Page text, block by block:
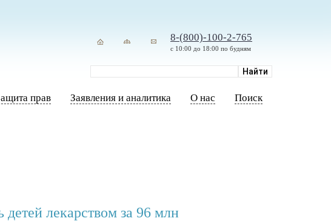
8-(800)-100-2-765
с 10:00 до 18:00 по будням
прав Заявления и аналитика О нас Поиск
лекарством за 96 млн